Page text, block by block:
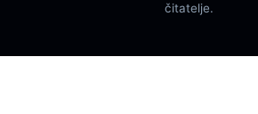
čitatelje.